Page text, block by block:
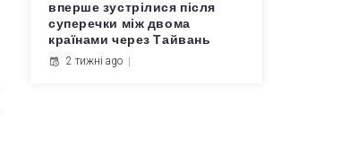
вперше зустрілися після
суперечки між двома
країнами через Тайвань
2 тижні ago